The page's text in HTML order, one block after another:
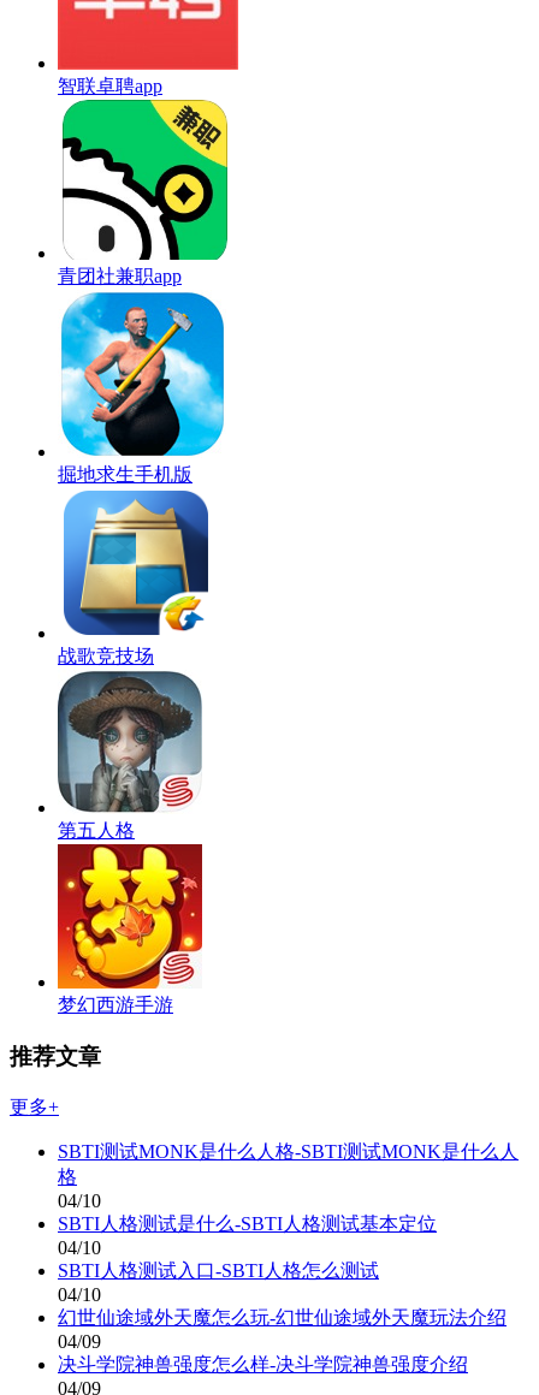
智联卓聘app
青团社兼职app
掘地求生手机版
战歌竞技场
第五人格
梦幻西游手游
推荐文章
更多+
SBTI测试MONK是什么人格-SBTI测试MONK是什么人
格
04/10
SBTI人格测试是什么-SBTI人格测试基本定位
04/10
SBTI人格测试入口-SBTI人格怎么测试
04/10
幻世仙途域外天魔怎么玩-幻世仙途域外天魔玩法介绍
04/09
决斗学院神兽强度怎么样-决斗学院神兽强度介绍
04/09